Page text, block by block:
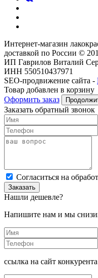
Интернет-магазин
доставкой по России ©
ИП Гаврилов Виталий
ИНН 550510437971
SEO-продвижение сайта -
Товар добавлен в корзину
Оформить заказ
Заказать обратный звонок
Cогласиться на
Заказать
Нашли дешевле?
Напишите нам и мы
ссылка на сайт конкурента